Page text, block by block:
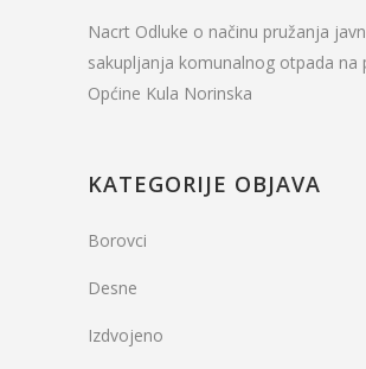
Nacrt Odluke o načinu pružanja
sakupljanja komunalnog otpada na
Općine Kula Norinska
KATEGORIJE OBJAVA
Borovci
Desne
Izdvojeno